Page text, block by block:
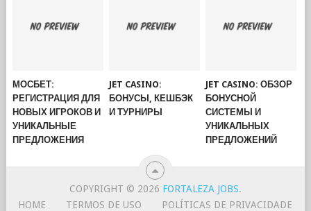
МОСБЕТ:
РЕГИСТРАЦИЯ ДЛЯ
НОВЫХ ИГРОКОВ И
УНИКАЛЬНЫЕ
ПРЕДЛОЖЕНИЯ
JET CASINO:
БОНУСЫ, КЕШБЭК
И ТУРНИРЫ
JET CASINO: ОБЗОР
БОНУСНОЙ
СИСТЕМЫ И
УНИКАЛЬНЫХ
ПРЕДЛОЖЕНИЙ
COPYRIGHT © 2026 FORTALEZA JOBS.
HOME
TERMOS DE USO POLÍTICAS DE PRIVACIDADE